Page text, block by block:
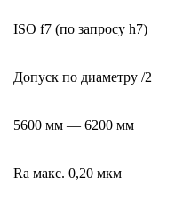
ISO f7 (по запросу h7)
Допуск по диаметру /2
5600 мм — 6200 мм
Ra макс. 0,20 мкм